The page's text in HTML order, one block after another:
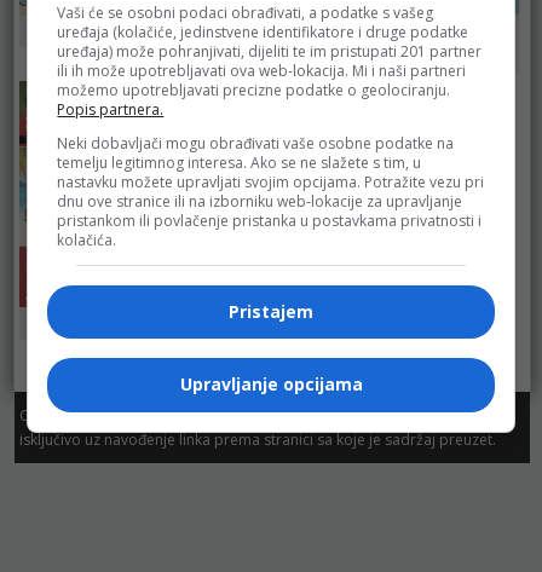
Bingo
Fructa Trade –
Kort Marketi
Fructa Trade –
Kort Marketi
Copyright. Sva prava zadržana. Dozvoljeno preuzimanje sadržaja
isključivo uz navođenje linka prema stranici sa koje je sadržaj preuzet.
Vaši će se osobni podaci obrađivati, a podatke s vašeg
uređaja (kolačiće, jedinstvene identifikatore i druge podatke
uređaja) može pohranjivati, dijeliti te im pristupati 201 partner
ili ih može upotrebljavati ova web-lokacija. Mi i naši partneri
možemo upotrebljavati precizne podatke o geolociranju.
Popis partnera.
Neki dobavljači mogu obrađivati vaše osobne podatke na
temelju legitimnog interesa. Ako se ne slažete s tim, u
nastavku možete upravljati svojim opcijama. Potražite vezu pri
dnu ove stranice ili na izborniku web-lokacije za upravljanje
pristankom ili povlačenje pristanka u postavkama privatnosti i
kolačića.
Pristajem
Upravljanje opcijama